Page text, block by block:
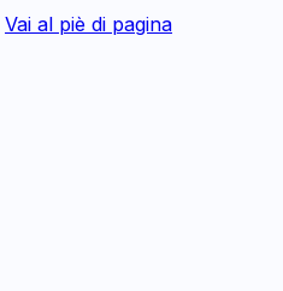
Vai al piè di pagina